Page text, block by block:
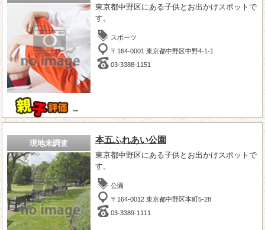
－
東京都中野区にある子供とお出かけスポットで
す。
スポーツ
〒164-0001 東京都中野区中野4-1-1
03-3388-1151
現地未調査 本五ふれあい公園
東京都中野区にある子供とお出かけスポットで
す。
公園
〒164-0012 東京都中野区本町5-28
03-3389-1111